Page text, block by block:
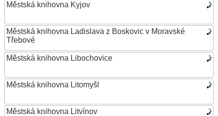
Městská knihovna Kyjov
Městská knihovna Ladislava z Boskovic v Moravské
Třebové
Městská knihovna Libochovice
Městská knihovna Litomyšl
Městská knihovna Litvínov